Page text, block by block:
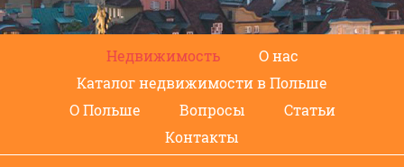
Недвижимость
О нас
Каталог недвижимости в Польше
О Польше
Вопросы
Статьи
Контакты